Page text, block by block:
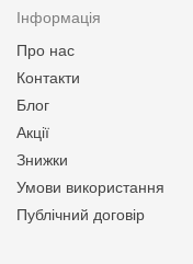
Інформація
Про нас
Контакти
Блог
Акції
Знижки
Умови використання
Публічний договір